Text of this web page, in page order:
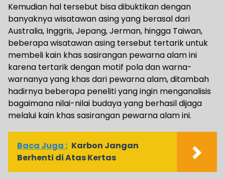
Kemudian hal tersebut bisa dibuktikan dengan
banyaknya wisatawan asing yang berasal dari
Australia, Inggris, Jepang, Jerman, hingga Taiwan,
beberapa wisatawan asing tersebut tertarik untuk
membeli kain khas sasirangan pewarna alam ini
karena tertarik dengan motif pola dan warna-
warnanya yang khas dari pewarna alam, ditambah
hadirnya beberapa peneliti yang ingin menganalisis
bagaimana nilai-nilai budaya yang berhasil dijaga
melalui kain khas sasirangan pewarna alam ini.
Baca Juga : Karbon Jangan
Berhenti di Atas Kertas